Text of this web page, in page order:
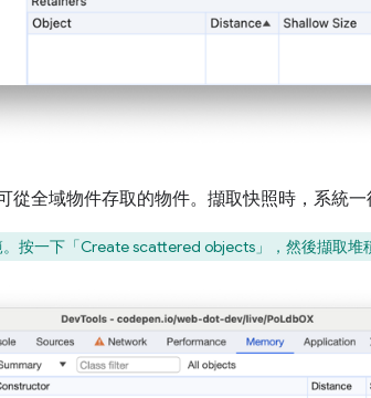
從全域物件存取的物件。擷取快照時，系統一
按一下「Create scattered objects」 ，然後擷取